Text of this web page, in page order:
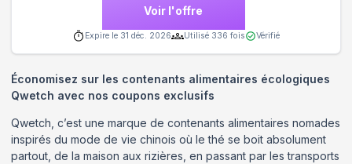
Voir l'offre
Expire le 31 déc. 2026 Utilisé 336 fois Vérifié
Économisez sur les contenants alimentaires écologiques
Qwetch avec nos coupons exclusifs
Qwetch, c’est une marque de contenants alimentaires nomades
inspirés du mode de vie chinois où le thé se boit absolument
partout, de la maison aux rizières, en passant par les transports